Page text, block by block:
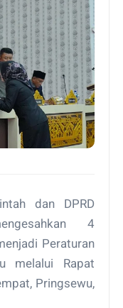
dan DPRD
4
Peraturan
melalui Rapat
Pringsewu,